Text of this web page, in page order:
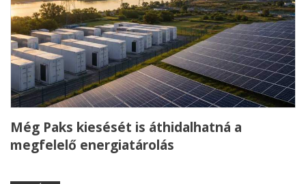
Még Paks kiesését is áthidalhatná a
megfelelő energiatárolás